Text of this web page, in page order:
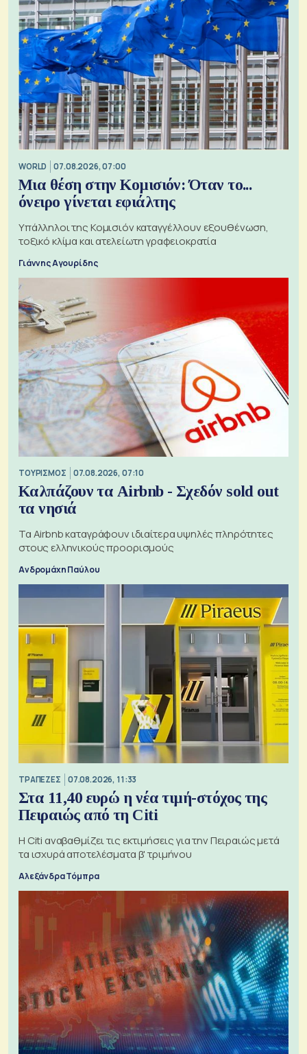
WORLD 07.08.2026, 07:00
Μια θέση στην Κομισιόν: Όταν το...
όνειρο γίνεται εφιάλτης
Υπάλληλοι της Κομισιόν καταγγέλλουν εξουθένωση,
τοξικό κλίμα και ατελείωτη γραφειοκρατία
Γιάννης Αγουρίδης
ΤΟΥΡΙΣΜΟΣ 07.08.2026, 07:10
Καλπάζουν τα Airbnb - Σχεδόν sold out
τα νησιά
Τα Airbnb καταγράφουν ιδιαίτερα υψηλές πληρότητες
στους ελληνικούς προορισμούς
Ανδρομάχη Παύλου
ΤΡΑΠΕΖΕΣ 07.08.2026, 11:33
Στα 11,40 ευρώ η νέα τιμή-στόχος της
Πειραιώς από τη Citi
Η Citi αναβαθμίζει τις εκτιμήσεις για την Πειραιώς μετά
τα ισχυρά αποτελέσματα β' τριμήνου
Αλεξάνδρα Τόμπρα